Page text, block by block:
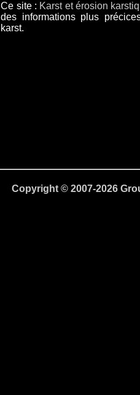
Ce site : Karst et érosion
des informations plus
karst.
Copyright © 2007-2026